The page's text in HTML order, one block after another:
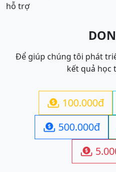
hỗ trợ
Để giúp chúng tôi phát
kết quả học
 100.000đ
 500.000đ
